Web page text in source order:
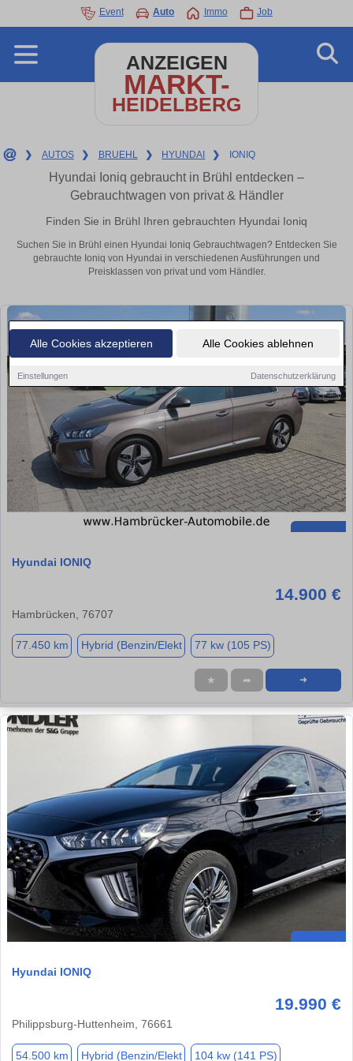
Alle Cookies akzeptieren Alle Cookies ablehnen
Einstellungen Datenschutzerklärung
Event Auto Immo Job
ANZEIGEN
MARKT-
HEIDELBERG
❯ AUTOS ❯ BRUEHL ❯ HYUNDAI ❯ IONIQ
Hyundai Ioniq gebraucht in Brühl entdecken –
Gebrauchtwagen von privat & Händler
Finden Sie in Brühl Ihren gebrauchten Hyundai Ioniq
Suchen Sie in Brühl einen Hyundai Ioniq Gebrauchtwagen? Entdecken Sie
gebrauchte Ioniq von Hyundai in verschiedenen Ausführungen und
Preisklassen von privat und vom Händler.
Hyundai IONIQ
14.900 €
Hambrücken, 76707
77.450 km Hybrid (Benzin/Elekt 77 kw (105 PS)
★ ➦ ➜
Hyundai IONIQ
19.990 €
Philippsburg-Huttenheim, 76661
54.500 km Hybrid (Benzin/Elekt 104 kw (141 PS)